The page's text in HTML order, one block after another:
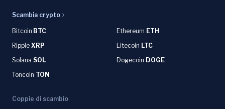
Scambia crypto
Bitcoin BTC Ethereum ETH
Ripple XRP Litecoin LTC
Solana SOL Dogecoin DOGE
Toncoin TON
Coppie di scambio